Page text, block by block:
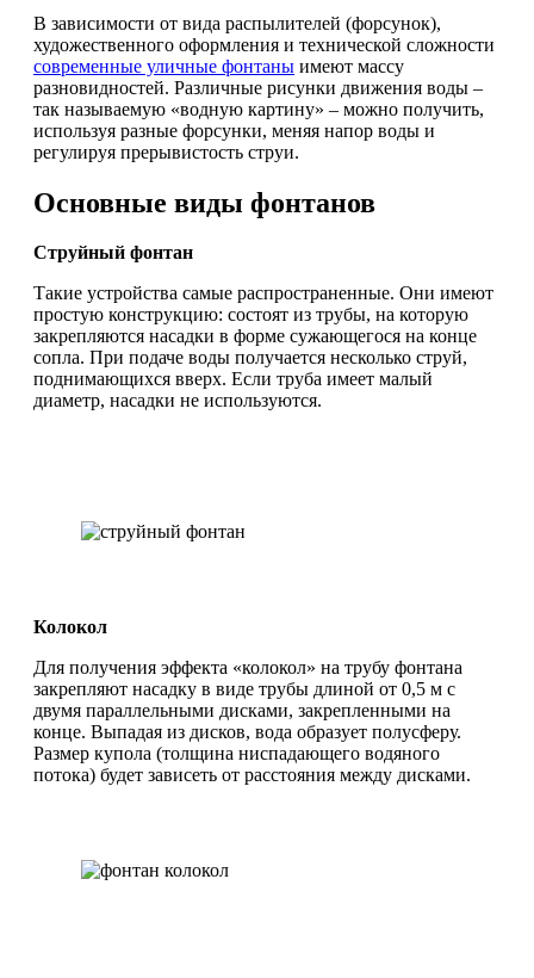
В зависимости от вида распылителей (форсунок),
художественного оформления и технической сложности
современные уличные фонтаны имеют массу
разновидностей. Различные рисунки движения воды –
так называемую «водную картину» – можно получить,
используя разные форсунки, меняя напор воды и
регулируя прерывистость струи.
Основные виды фонтанов
Струйный фонтан
Такие устройства самые распространенные. Они имеют
простую конструкцию: состоят из трубы, на которую
закрепляются насадки в форме сужающегося на конце
сопла. При подаче воды получается несколько струй,
поднимающихся вверх. Если труба имеет малый
диаметр, насадки не используются.
Колокол
Для получения эффекта «колокол» на трубу фонтана
закрепляют насадку в виде трубы длиной от 0,5 м с
двумя параллельными дисками, закрепленными на
конце. Выпадая из дисков, вода образует полусферу.
Размер купола (толщина ниспадающего водяного
потока) будет зависеть от расстояния между дисками.